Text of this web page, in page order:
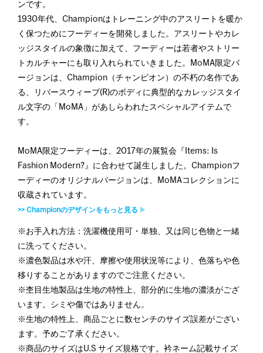
ンです。
1930年代、Championはトレーニング中のアスリートを暖か
く保つためにフーディーを開発しました。アスリートやカレ
ッジスタイルの象徴に加えて、フーディーは若者やストリー
トカルチャーにも取り入れられていきました。MoMA限定バ
ージョンは、Champion（チャンピオン）の不朽の名作であ
る、リバースウィーブ(R)のボディに典型的なカレッジスタイ
ル文字の「MoMA」があしらわれたスペシャルアイテムで
す。
MoMA限定フーディーは、2017年の展覧会『Items: Is
Fashion Modern?』に合わせて誕生しました。Championフ
ーディーのオリジナルバージョンは、MoMAコレクションに
収蔵されています。
>> Championのデザインをもっと見る
※お手入れ方法：洗濯機使用可・単独、又は同じ色物と一緒
に洗ってください。
※濃色製品は水や汗、摩擦や使用状況等により、色落ちや色
移りすることがありますのでご注意ください。
※杢目生地製品は生地の特性上、部分的に生地の濃淡がござ
います。シミや傷ではありません。
※生地の特性上、商品ごとに数センチのサイズ誤差がござい
ます。予めご了承ください。
※商品のサイズはU.S サイズ規格です。衿ネーム記載サイズ